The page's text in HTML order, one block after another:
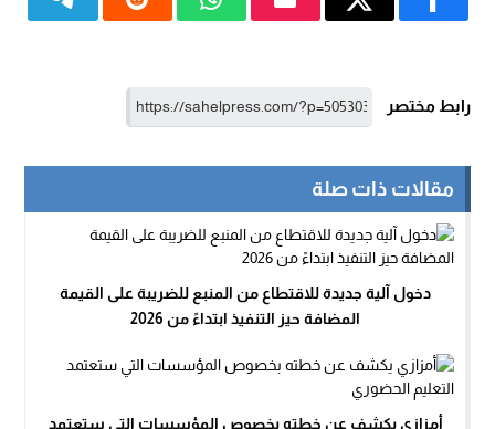
رابط مختصر
مقالات ذات صلة
دخول آلية جديدة للاقتطاع من المنبع للضريبة على القيمة
المضافة حيز التنفيذ ابتداءً من 2026
أمزازي يكشف عن خطته بخصوص المؤسسات التي ستعتمد